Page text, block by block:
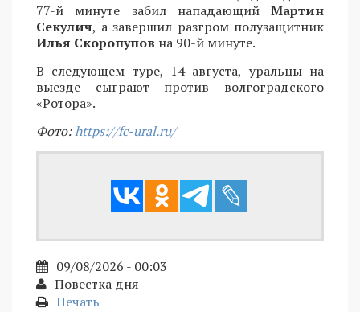
77-й минуте забил нападающий Мартин
Секулич, а завершил разгром полузащитник
Илья Скоропупов на 90-й минуте.
В следующем туре, 14 августа, уральцы на
выезде сыграют против волгоградского
«Ротора».
Фото:https://fc-ural.ru/
09/08/2026 - 00:03
Повестка дня
Печать